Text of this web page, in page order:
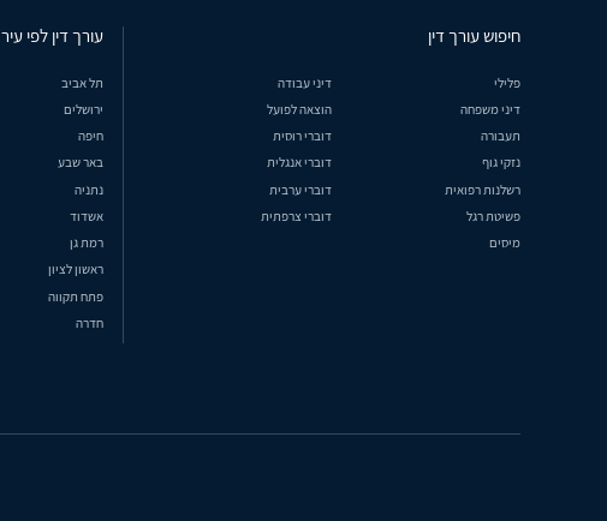
חיפוש עורך דין
פלילי
דיני עבודה
דיני משפחה
הוצאה לפועל
תעבורה
דוברי רוסית
נזקי גוף
דוברי אנגלית
רשלנות רפואית
דוברי ערבית
פשיטת רגל
דוברי צרפתית
מיסים
עורך דין לפי עיר
תל אביב
ירושלים
חיפה
באר שבע
נתניה
אשדוד
רמת גן
ראשון לציון
פתח תקווה
חדרה